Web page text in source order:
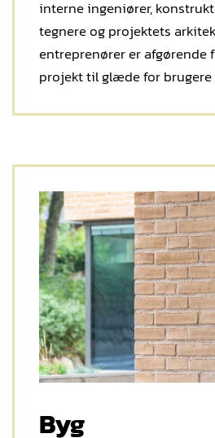
interne ingeniører,
tegnere og projektets
entreprenører er afgørende
projekt til glæde for brugere
Byg